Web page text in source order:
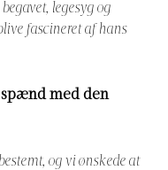
legesyg og
fascineret af hans
spænd med den
og vi ønskede at